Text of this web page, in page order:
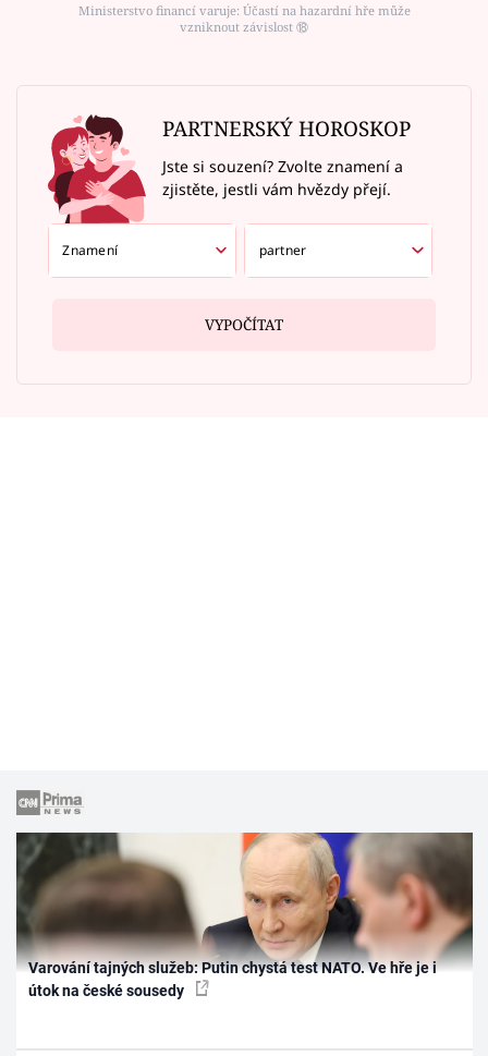
Ministerstvo financí varuje: Účastí na hazardní hře může
vzniknout závislost ⑱
PARTNERSKÝ HOROSKOP
Jste si souzení? Zvolte znamení a
zjistěte, jestli vám hvězdy přejí.
VYPOČÍTAT
Varování tajných služeb: Putin chystá test NATO. Ve hře je i
útok na české sousedy